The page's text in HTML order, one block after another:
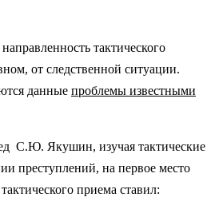
тактического
от следственной ситуации.
данные проблемы известными
Якушин, изучая тактические
преступлений, на первое место
приема ставил: